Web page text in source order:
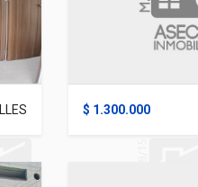
$ 1.300.000